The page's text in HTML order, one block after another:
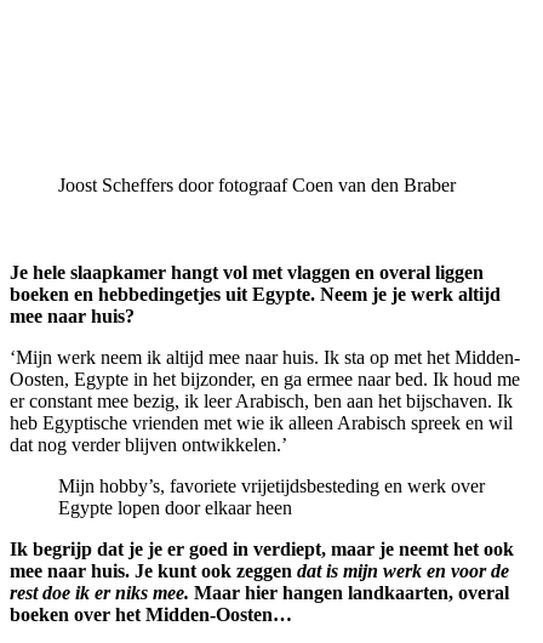
Joost Scheffers door fotograaf Coen van den Braber
Je hele slaapkamer hangt vol met vlaggen en overal liggen
boeken en hebbedingetjes uit Egypte. Neem je je werk altijd
mee naar huis?
‘Mijn werk neem ik altijd mee naar huis. Ik sta op met het Midden-
Oosten, Egypte in het bijzonder, en ga ermee naar bed. Ik houd me
er constant mee bezig, ik leer Arabisch, ben aan het bijschaven. Ik
heb Egyptische vrienden met wie ik alleen Arabisch spreek en wil
dat nog verder blijven ontwikkelen.’
Mijn hobby’s, favoriete vrijetijdsbesteding en werk over
Egypte lopen door elkaar heen
Ik begrijp dat je je er goed in verdiept, maar je neemt het ook
mee naar huis. Je kunt ook zeggen dat is mijn werk en voor de
rest doe ik er niks mee. Maar hier hangen landkaarten, overal
boeken over het Midden-Oosten…